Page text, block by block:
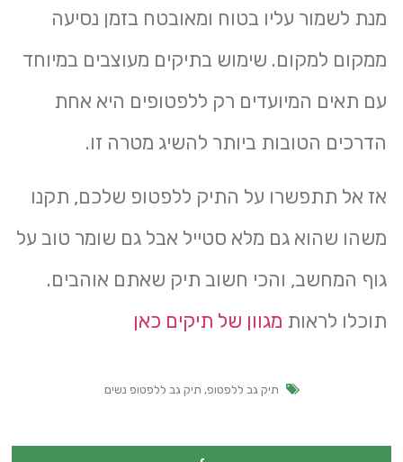
מנת לשמור עליו בטוח ומאובטח בזמן נסיעה
ממקום למקום. שימוש בתיקים מעוצבים במיוחד
עם תאים המיועדים רק ללפטופים היא אחת
הדרכים הטובות ביותר להשיג מטרה זו.
אז אל תתפשרו על התיק ללפטופ שלכם, תקנו
משהו שהוא גם מלא סטייל אבל גם שומר טוב על
גוף המחשב, והכי חשוב תיק שאתם אוהבים.
תוכלו לראותמגוון של תיקים כאן
תיק גב ללפטופ,תיק גב ללפטופ נשים